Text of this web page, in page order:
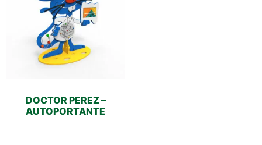
DOCTOR PEREZ –
AUTOPORTANTE